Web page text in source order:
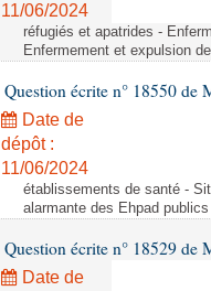
11/06/2024
réfugiés et apatrides -
Enfermement et expulsion
Question écrite n° 18550 de
Date de
dépôt :
11/06/2024
établissements de santé -
alarmante des Ehpad publics
Question écrite n° 18529 de
Date de